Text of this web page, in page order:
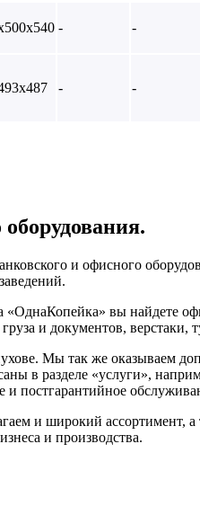
- -
- -
и офисного
«ОднаКопейка» вы найдете
и документов,
Мы так же оказываем
в разделе «услуги»,
и постгарантийное
и широкий ассортимент,
и производства.